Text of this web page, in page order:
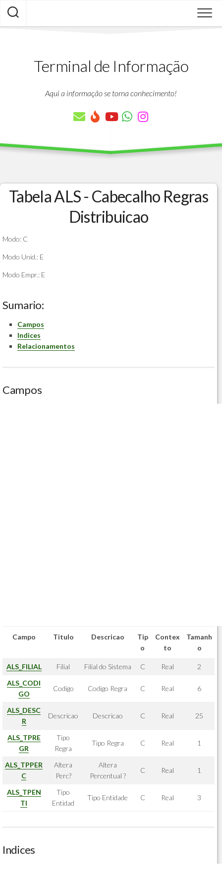
Skip
content
Terminal de Informação
Aqui a informação se torna conhecimento!
Tabela ALS - Cabecalho Regras
Distribuicao
Modo: C
Modo Unid.: E
Modo Empr.: E
Sumario:
Campos
Indices
Relacionamentos
Campos
Campo Titulo Descricao
Tip
o
Contex
to
Tamanh
o
ALS_FILIAL Filial Filial do Sistema C Real
2
ALS_CODI
GO
Codigo Codigo Regra C Real 6
ALS_DESC
R
Descricao Descricao C Real 25
ALS_TPRE
GR
Tipo
Regra
Tipo Regra C Real 1
ALS_TPPER
C
Altera
Perc?
Altera
Percentual ?
C Real 1
ALS_TPEN
TI
Tipo
Entidad
Tipo Entidade C Real 3
Indices